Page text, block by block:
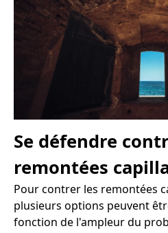
Se défendre
remontées
Pour contrer les remontées
plusieurs options peuvent
fonction de l'ampleur du